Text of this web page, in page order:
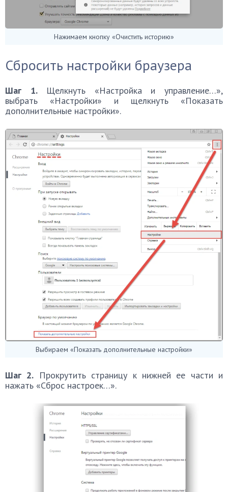
Нажимаем кнопку «Очистить историю»
Сбросить настройки браузера
Шаг 1.Щелкнуть «Настройка и управление…»,
выбрать «Настройки» и щелкнуть «Показать
дополнительные настройки».
Выбираем «Показать дополнительные настройки»
Шаг 2. Прокрутить страницу к нижней ее части и
нажать «Сброс настроек…».